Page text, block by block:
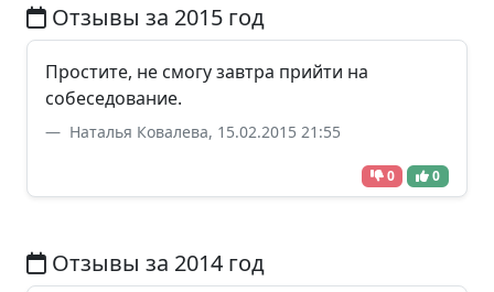
Отзывы за 2015 год
Простите, не смогу завтра прийти на
собеседование.
Наталья Ковалева, 15.02.2015 21:55
0 0
Отзывы за 2014 год